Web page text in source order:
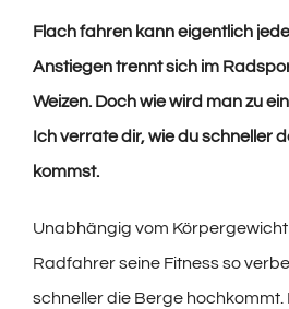
Flach fahren kann eigentlich
Anstiegen trennt sich im
Weizen. Doch wie wird man zu
Ich verrate dir, wie du schneller
kommst.
Unabhängig vom
Radfahrer seine Fitness so
schneller die Berge